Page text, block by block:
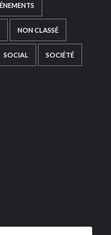
NON CLASSÉ
SOCIAL SOCIÉTÉ